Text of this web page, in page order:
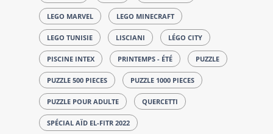
LEGO MARVEL LEGO MINECRAFT
LEGO TUNISIE LISCIANI LÉGO CITY
PISCINE INTEX PRINTEMPS - ÉTÉ PUZZLE
PUZZLE 500 PIECES PUZZLE 1000 PIECES
PUZZLE POUR ADULTE QUERCETTI
SPÉCIAL AÏD EL-FITR 2022